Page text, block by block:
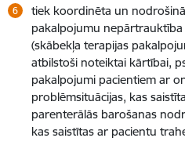
tiek koordinēta un
pakalpojumu
(skābekļa terapijas
atbilstoši noteiktai kārtībai,
pakalpojumi pacientiem ar
problēmsituācijas, kas
parenterālās barošanas
kas saistītas ar pacientu